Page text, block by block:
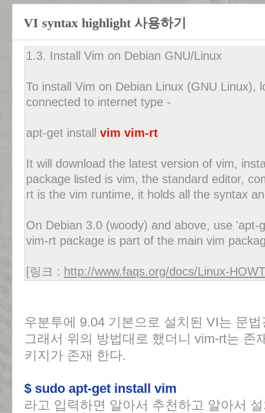
VI syntax highlight 사용하기
1.3. Install Vim on Debian GNU/Linux
To install Vim on Debian Linux (GNU Linux),
connected to internet type -
apt-get install vim vim-rt
It will download the latest version of vim,
package listed is vim, the standard editor,
rt is the vim runtime, it holds all the syntax
On Debian 3.0 (woody) and above, use 'apt-
vim-rt package is part of the main vim
[링크 : http://www.faqs.org/docs/Linux-
우분투에 9.04 기본으로 설치된 VI는 문
그래서 위의 방법대로 했더니 vim-rt는 존
키지가 존재 한다.
$ sudo apt-get install vim
라고 입력하면 알아서 추천하고 알아서